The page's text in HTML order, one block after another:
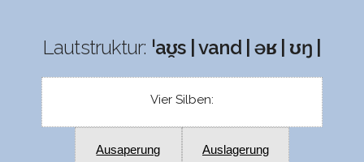
Lautstruktur: ˈaʊ̯s | vand | əʁ | ʊŋ |
Vier Silben:
Ausaperung Auslagerung